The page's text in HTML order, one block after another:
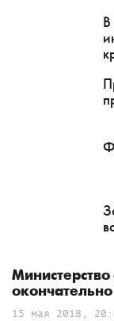
15 мая 2018,